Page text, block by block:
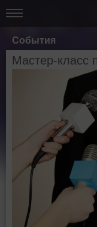
События
Мастер-класс